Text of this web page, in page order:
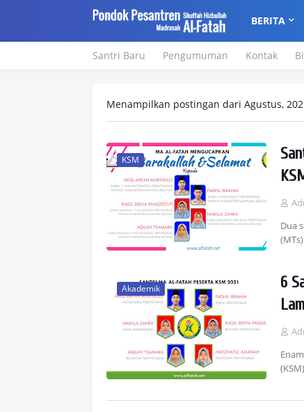
BERITA
Santri Baru Pengumuman Kontak
Menampilkan postingan dari Agustus,
KSM
Dua
Akademik
6